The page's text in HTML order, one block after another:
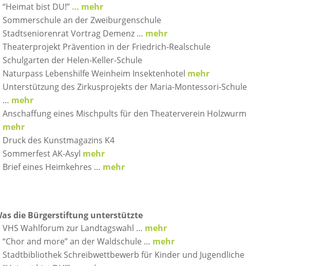
“Heimat bist DU!” … mehr
Sommerschule an der Zweiburgenschule
Stadtseniorenrat Vortrag Demenz … mehr
Theaterprojekt Prävention in der Friedrich-Realschule
Schulgarten der Helen-Keller-Schule
Naturpass Lebenshilfe Weinheim Insektenhotel mehr
Unterstützung des Zirkusprojekts der Maria-Montessori-Schule
… mehr
Anschaffung eines Mischpults für den Theaterverein Holzwurm
mehr
Druck des Kunstmagazins K4
Sommerfest AK-Asyl mehr
Brief eines Heimkehres … mehr
die Bürgerstiftung unterstützte
VHS Wahlforum zur Landtagswahl … mehr
“Chor and more” an der Waldschule … mehr
Stadtbibliothek Schreibwettbewerb für Kinder und Jugendliche